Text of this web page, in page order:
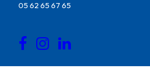
05 62 65 67 65